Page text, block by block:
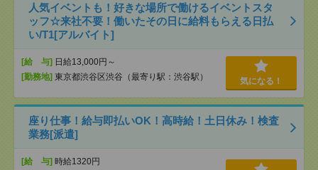
人気イベントも！好きな場所で働けるイベントスタ
ッフ☆来社不要！働いたその日に給料もらえる日払
い/T1[アルバイト]
[給 与] 日給13,000円～
[勤務地] 東京都渋谷区渋谷（最寄り駅：渋谷駅） 気になる！
座り仕事！給与即払いOK！高時給！土日休み！検査
業務[派遣]
[給 与] 時給1320円